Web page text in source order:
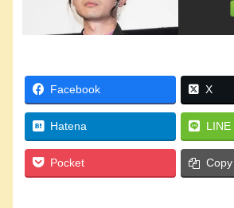
Facebook X
Hatena LINE
Pocket Copy